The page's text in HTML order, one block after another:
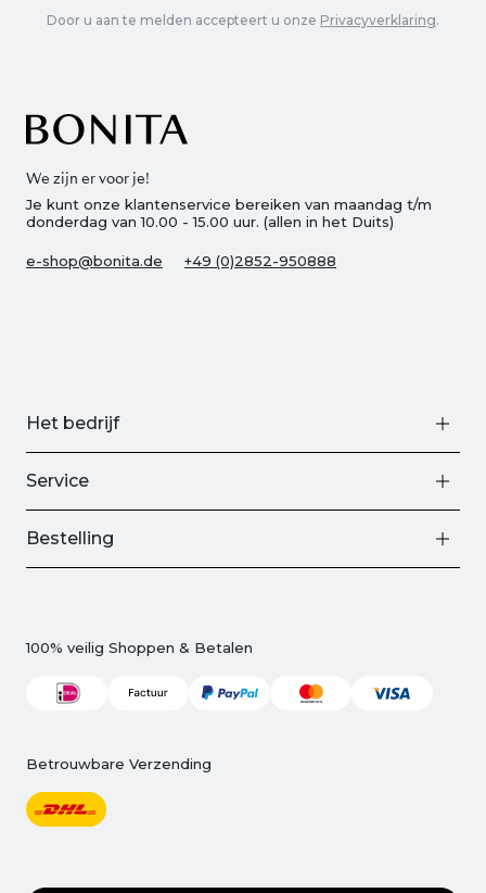
We zijn er voor je!
Je kunt onze klantenservice bereiken van maandag t/m
donderdag van 10.00 - 15.00 uur. (allen in het Duits)
e-shop@bonita.de +49 (0)2852-950888
Door u aan te melden accepteert u onze Privacyverklaring.
Het bedrijf
Service
Bestelling
100% veilig Shoppen & Betalen
Betrouwbare Verzending